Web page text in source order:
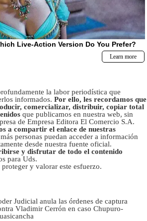
la labor periodística que
informados. Por ello, les recordamos que
comercializar, distribuir, copiar total
que publicamos en nuestra web, sin
de Empresa Editora El Comercio S.A.
a compartir el enlace de nuestras
personas puedan acceder a información
desde nuestra fuente oficial.
y disfrutar de todo el contenido
para Uds.
y valorar este esfuerzo.
Judicial anula las órdenes de captura
Vladimir Cerrón en caso Chupuro-